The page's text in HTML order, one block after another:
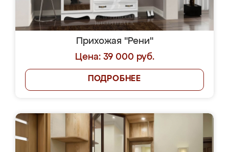
Прихожая "Рени"
Цена: 39 000 руб.
ПОДРОБНЕЕ